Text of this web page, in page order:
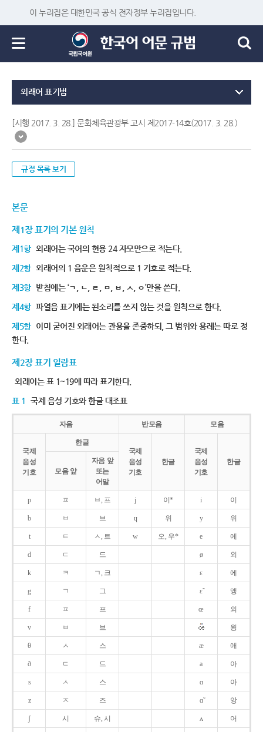
이 누리집은 대한민국 공식 전자정부 누리집입니다.
외래어 표기법
[시행 2017. 3. 28.] 문화체육관광부 고시 제2017-14호(2017. 3. 28.)
규정 목록 보기
본문
제1장 표기의 기본 원칙
제1항 외래어는 국어의 현용 24 자모만으로 적는다.
제2항 외래어의 1 음운은 원칙적으로 1 기호로 적는다.
제3항 받침에는 ‘ㄱ, ㄴ, ㄹ, ㅁ, ㅂ, ㅅ, ㅇ’만을 쓴다.
제4항 파열음 표기에는 된소리를 쓰지 않는 것을 원칙으로 한다.
제5항 이미 굳어진 외래어는 관용을 존중하되, 그 범위와 용례는 따로 정
한다.
제2장 표기 일람표
외래어는 표 1~19에 따라 표기한다.
표 1 국제 음성 기호와 한글 대조표
자음 반모음 모음
국제
음성
기호
한글
국제
음성
기호
한글
국제
음성
기호
한글
모음 앞
자음 앞
또는
어말
p ㅍ ㅂ, 프 j 이* i 이
b ㅂ 브 ɥ 위 y 위
t ㅌ ㅅ, 트 w 오, 우* e 에
d ㄷ 드 ø 외
k ㅋ ㄱ, 크 ɛ 에
g ㄱ 그 ɛ̃ 앵
f ㅍ 프 œ 외
v ㅂ 브 욍
θ ㅅ 스 æ 애
ð ㄷ 드 a 아
s ㅅ 스 ɑ 아
z ㅈ 즈 ɑ̃ 앙
ʃ 시 슈, 시 ʌ 어